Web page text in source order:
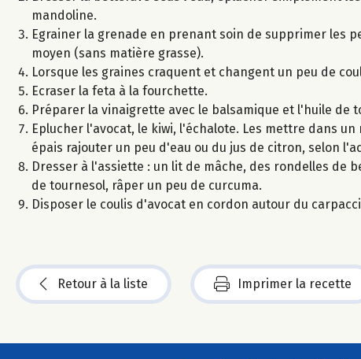
mandoline.
Egrainer la grenade en prenant soin de supprimer les
moyen (sans matière grasse).
Lorsque les graines craquent et changent un peu de
Ecraser la feta à la fourchette.
Préparer la vinaigrette avec le balsamique et l'huile de
Eplucher l'avocat, le kiwi, l'échalote. Les mettre dans
épais rajouter un peu d'eau ou du jus de citron, selon
Dresser à l'assiette : un lit de mâche, des rondelles de
de tournesol, râper un peu de curcuma.
Disposer le coulis d'avocat en cordon autour du
Retour à la liste Imprimer la recette